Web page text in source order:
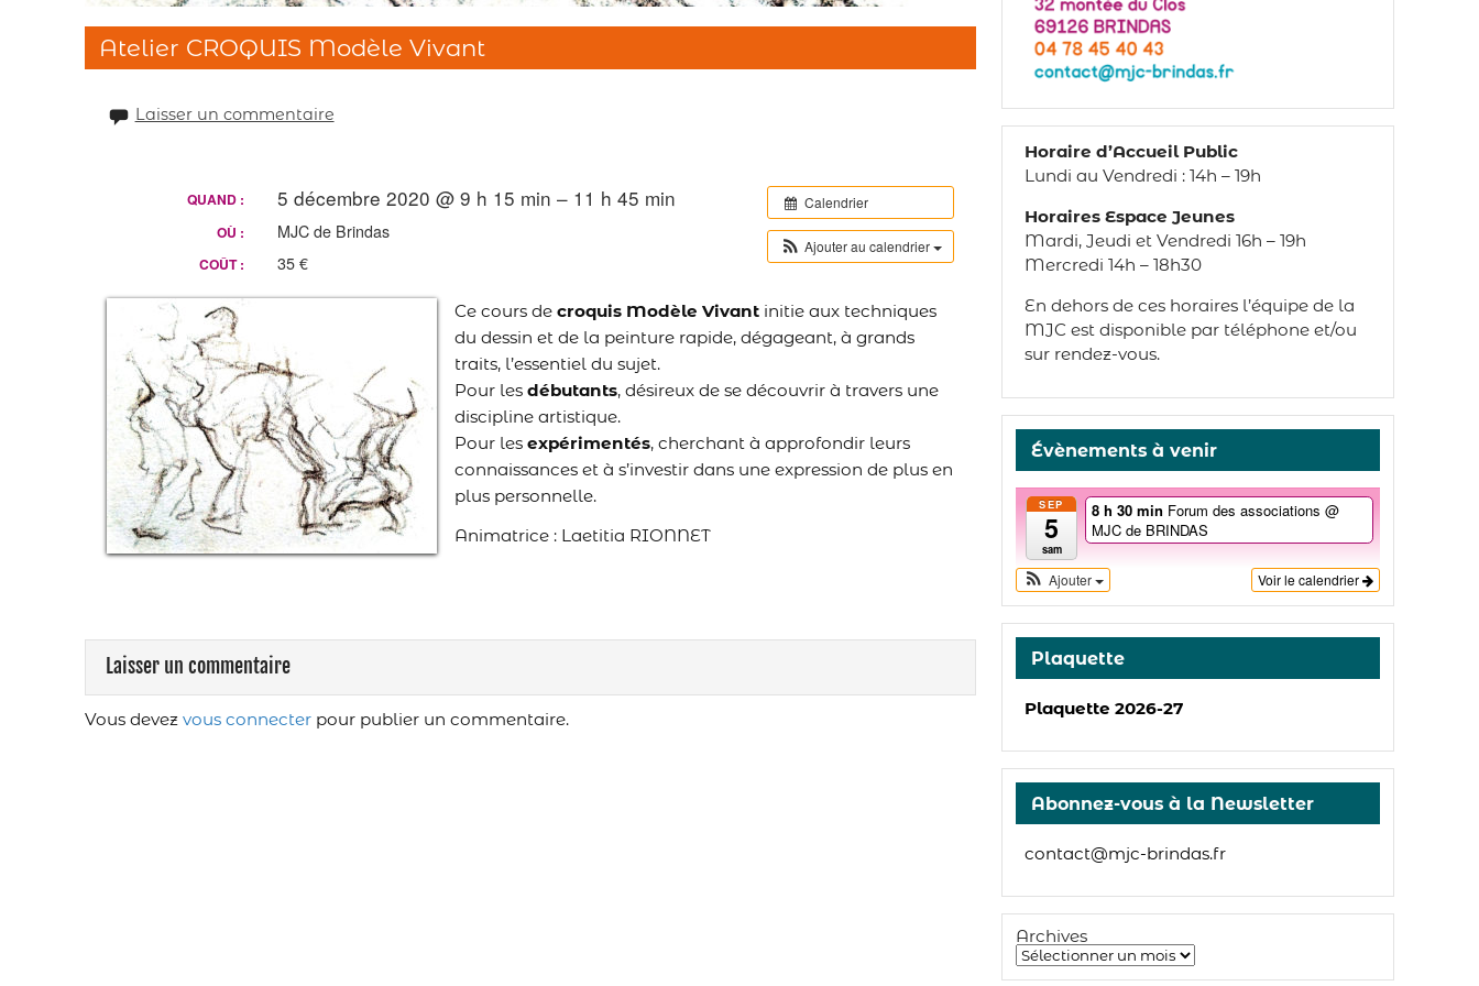
Atelier CROQUIS Modèle Vivant
Laisser un commentaire
Calendrier
Ajouter au calendrier
QUAND : 5 décembre 2020 @ 9 h 15 min – 11 h 45 min
OÙ : MJC de Brindas
COÛT : 35 €
Ce cours de croquis Modèle Vivantinitie aux techniques
du dessin et de la peinture rapide, dégageant, à grands
traits, l’essentiel du sujet.
Pour les débutants, désireux de se découvrir à travers une
discipline artistique.
Pour les expérimentés, cherchant à approfondir leurs
connaissances et à s’investir dans une expression de plus en
plus personnelle.
Animatrice : Laetitia RIONNET
Laisser un commentaire
Vous devez vous connecterpour publier un commentaire.
Horaire d’Accueil Public
Lundi au Vendredi : 14h – 19h
Horaires Espace Jeunes
Mardi, Jeudi et Vendredi 16h – 19h
Mercredi 14h – 18h30
En dehors de ces horaires l’équipe de la
MJC est disponible par téléphone et/ou
sur rendez-vous.
Évènements à venir
SEP
5
sam
8 h 30 min Forum des associations @
MJC de BRINDAS
Voir le calendrier
Ajouter
Plaquette
Plaquette 2026-27
Abonnez-vous à la Newsletter
contact@mjc-brindas.fr
Archives